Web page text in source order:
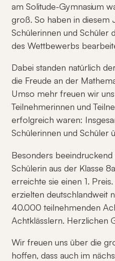
am Solitude-Gymnasium
groß. So haben in diesem
Schülerinnen und Schüler
des Wettbewerbs
Dabei standen natürlich
die Freude an der
Umso mehr freuen wir
Teilnehmerinnen und
erfolgreich waren:
Schülerinnen und Schüler
Besonders beeindruckend
Schülerin aus der Klasse
erreichte sie einen 1.
erzielten deutschlandweit
40.000 teilnehmenden
Achtklässlern. Herzlichen
Wir freuen uns über die
hoffen, dass auch im